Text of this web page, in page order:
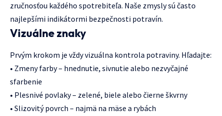
zručnosťou každého spotrebiteľa. Naše zmysly sú často
najlepšími indikátormi bezpečnosti potravín.
Vizuálne znaky
Prvým krokom je vždy vizuálna kontrola potraviny. Hľadajte:
• Zmeny farby – hnednutie, sivnutie alebo nezvyčajné
sfarbenie
• Plesnivé povlaky – zelené, biele alebo čierne škvrny
• Slizovitý povrch – najmä na mäse a rybách